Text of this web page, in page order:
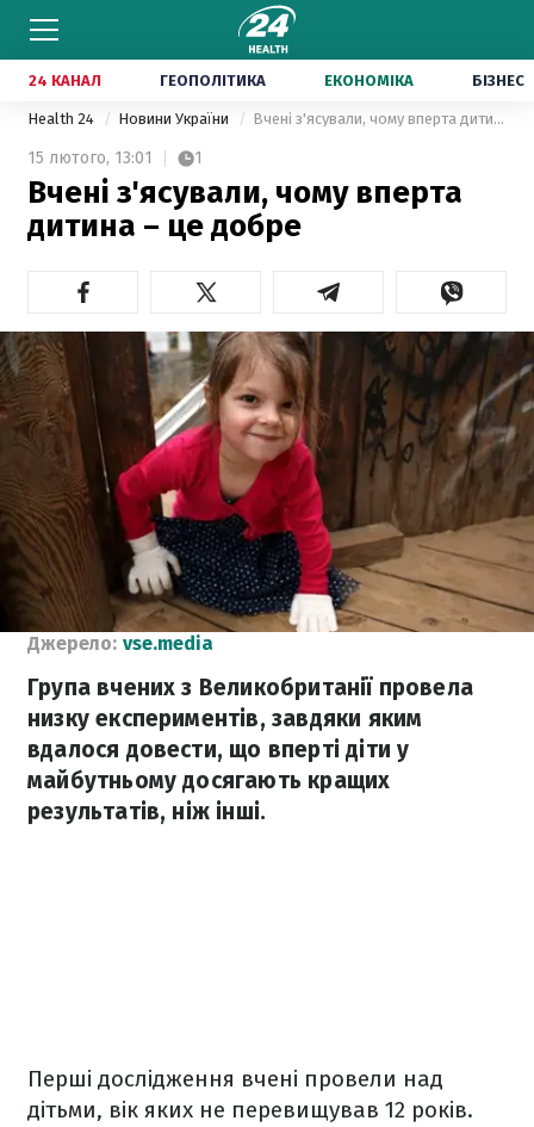
24 КАНАЛ ГЕОПОЛІТИКА ЕКОНОМІКА БІЗНЕС
Health 24 Новини України Вчені з'ясували, чому вперта дитина – це добре
15 лютого, 13:01 1
Вчені з'ясували, чому вперта
дитина – це добре
Джерело: vse.media
Група вчених з Великобританії провела
низку експериментів, завдяки яким
вдалося довести, що вперті діти у
майбутньому досягають кращих
результатів, ніж інші.
Перші дослідження вчені провели над
дітьми, вік яких не перевищував 12 років.